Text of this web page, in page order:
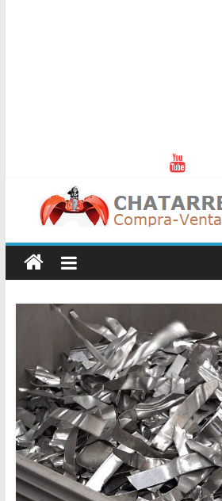
Chatarreros
–
Precio
de
Chatarra
Directorio
de
Chatarreros